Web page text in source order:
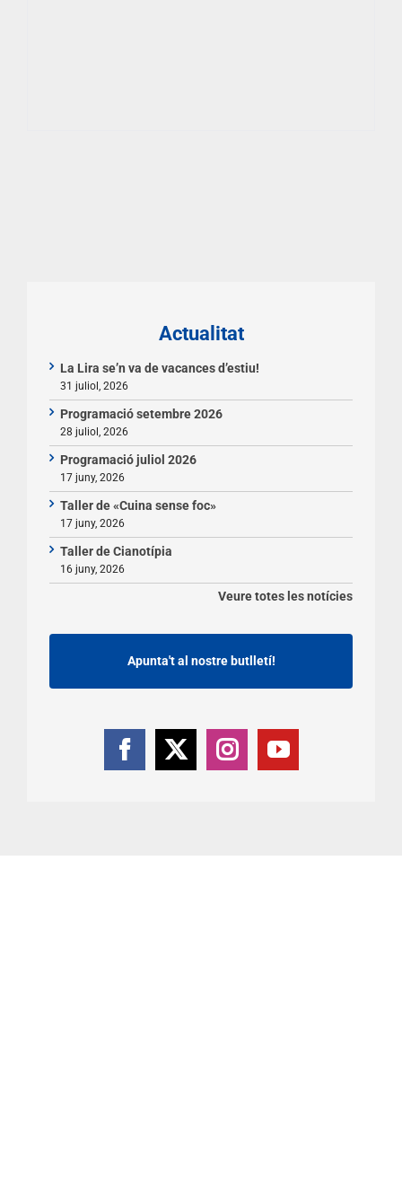
Actualitat
La Lira se’n va de vacances d’estiu!
31 juliol, 2026
Programació setembre 2026
28 juliol, 2026
Programació juliol 2026
17 juny, 2026
Taller de «Cuina sense foc»
17 juny, 2026
Taller de Cianotípia
16 juny, 2026
Veure totes les notícies
Apunta't al nostre butlletí!